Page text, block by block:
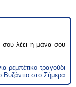
λέει η μάνα σου
ρεμπέτικο τραγούδι
Βυζάντιο στο Σήμερα